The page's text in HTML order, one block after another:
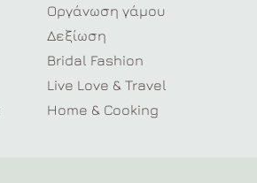
Οργάνωση γάμου
Δεξίωση
Bridal Fashion
Live Love & Travel
Home & Cooking